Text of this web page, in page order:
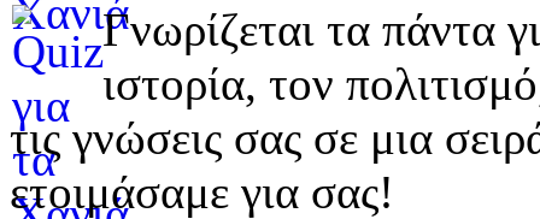
Γνωρίζεται τα πάντα
ιστορία, τον
τις γνώσεις σας σε μια
ετοιμάσαμε για σας!